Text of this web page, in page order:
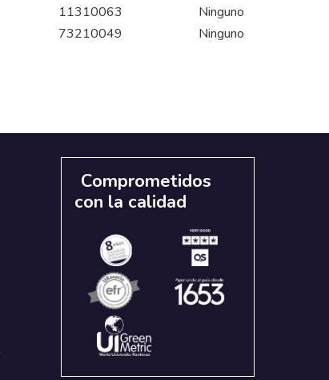
11310063
Ninguno
73210049
Ninguno
Comprometidos
con la calidad